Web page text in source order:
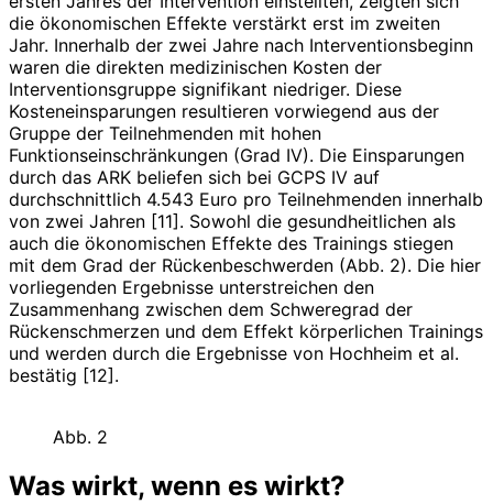
die ökonomischen Effekte verstärkt erst im zweiten
Jahr. Innerhalb der zwei Jahre nach Interventionsbeginn
waren die direkten medizinischen Kosten der
Interventionsgruppe signifikant niedriger. Diese
Kosteneinsparungen resultieren vorwiegend aus der
Gruppe der Teilnehmenden mit hohen
Funktionseinschränkungen (Grad IV). Die Einsparungen
durch das ARK beliefen sich bei GCPS IV auf
durchschnittlich 4.543 Euro pro Teilnehmenden innerhalb
von zwei Jahren [11]. Sowohl die gesundheitlichen als
auch die ökonomischen Effekte des Trainings stiegen
mit dem Grad der Rücken­beschwerden (Abb. 2). Die hier
vorliegenden Ergebnisse unterstreichen den
Zusammenhang zwischen dem Schwere­grad der
Rückenschmerzen und dem Effekt körperlichen Trainings
und werden durch die Ergebnisse von Hochheim et al.
bestätig [12].
Abb. 2
Was wirkt, wenn es wirkt?